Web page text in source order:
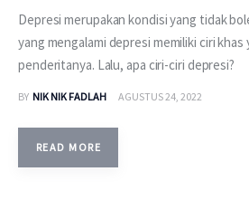
Depresi merupakan kondisi yang tidak
yang mengalami depresi memiliki ciri khas
penderitanya. Lalu, apa ciri-ciri depresi?
BY NIK NIK FADLAH AGUSTUS 24, 2022
READ MORE